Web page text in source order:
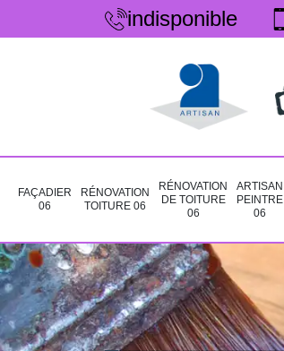
indisponible
FAÇADIER
06
RÉNOVATION
TOITURE 06
RÉNOVATION
DE TOITURE
06
ARTISAN
PEINTRE
06